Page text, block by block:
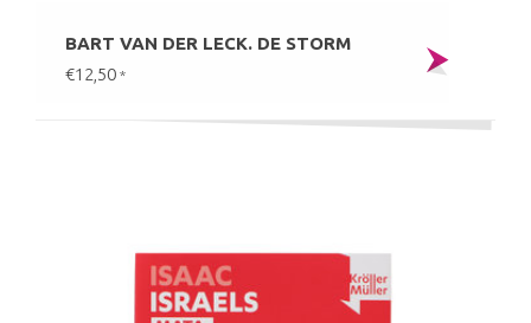
BART VAN DER LECK. DE STORM
€12,50 *